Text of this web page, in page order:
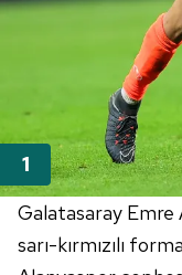
Galatasaray Emre
sarı-kırmızılı